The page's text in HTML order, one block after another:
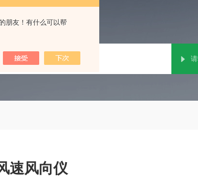
朋友！有什么可以帮
在线留言 联系我们
速风向仪